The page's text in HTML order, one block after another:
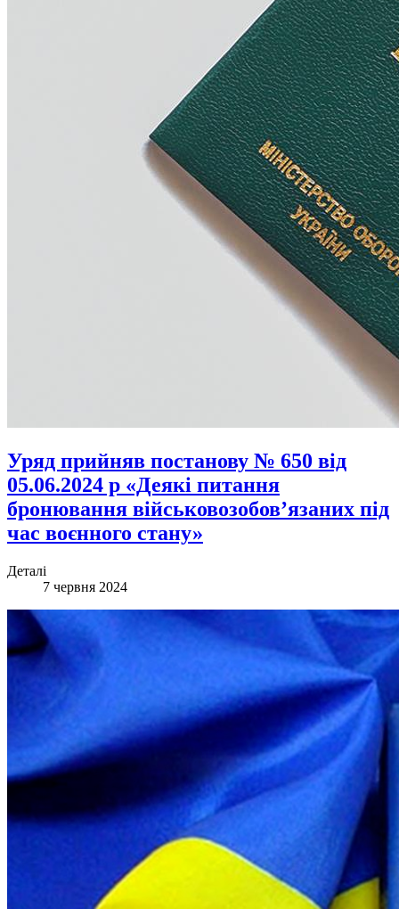
Уряд прийняв постанову № 650 від
05.06.2024 р «Деякі питання
бронювання військовозобов’язаних під
час воєнного стану»
Деталі
7 червня 2024